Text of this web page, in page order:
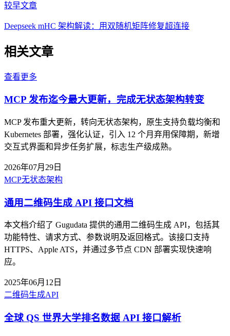
较早文章
Deepseek mHC 架构解读：用双随机矩阵修复超连接
相关文章
查看更多
MCP 发布迄今最大更新，完成无状态架构转变
MCP 发布重大更新，转向无状态架构，原生支持负载均衡和
Kubernetes 部署，强化认证，引入 12 个月弃用保障期，新增
交互式界面和异步任务扩展，标志生产级成熟。
2026年07月29日
MCP无状态架构
通用二维码生成 API 接口文档
本文档介绍了 Gugudata 提供的通用二维码生成 API，包括其
功能特性、请求方式、参数说明及返回格式。该接口支持
HTTPS、Apple ATS，并通过多节点 CDN 部署实现快速响
应。
2025年06月12日
二维码生成API
全球 QS 世界大学排名数据 API 接口解析